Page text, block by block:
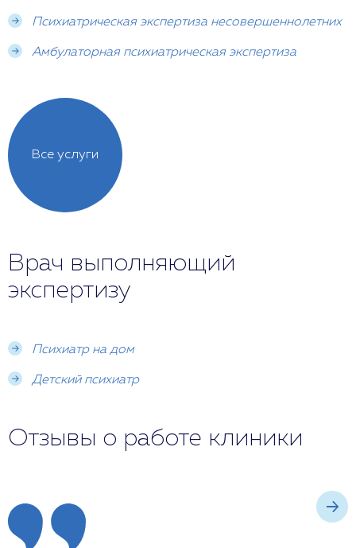
Психиатрическая экспертиза несовершеннолетних
Амбулаторная психиатрическая экспертиза
Все услуги
Врач выполняющий
экспертизу
Психиатр на дом
Детский психиатр
Отзывы о работе клиники